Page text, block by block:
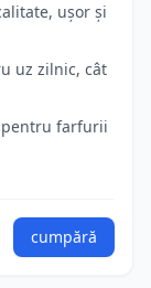
ușor și
uz zilnic, cât
pentru farfurii
cumpără